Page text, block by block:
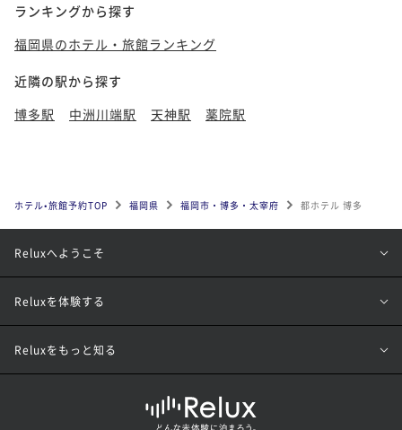
ランキングから探す
福岡県のホテル・旅館ランキング
近隣の駅から探す
博多駅
中洲川端駅 天神駅 薬院駅
ホテル•旅館予約TOP 福岡県 福岡市・博多・太宰府 都ホテル 博多
Reluxへようこそ
Reluxを体験する
Reluxをもっと知る